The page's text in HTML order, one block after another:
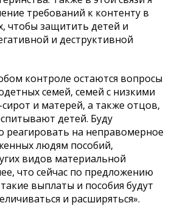
требований к контенту в
чтобы защитить детей и
и деструктивной
контроле остаются вопросы
семей, семей с низкими
и матерей, а также отцов,
детей. Буду
реагировать на неправомерное
людям пособий,
видов материальной
что сейчас по предложению
выплаты и пособия будут
и расширяться».